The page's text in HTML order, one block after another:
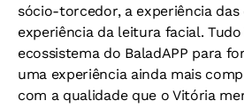
sócio-torcedor, a experiência das
experiência da leitura facial.
ecossistema do BaladAPP para
uma experiência ainda mais
com a qualidade que o Vitória